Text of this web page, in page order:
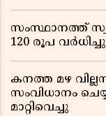
സംസ്ഥാനത്ത്
120 രൂപ വര്‍ധിച്ചു
കനത്ത മഴ
സംവിധാനം
മാറ്റിവെച്ചു